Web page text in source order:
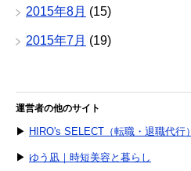
2015年8月 (15)
2015年7月 (19)
運営者の他のサイト
▶ HIRO's SELECT（転職・退職代行）
▶ ゆう凪｜時短美容と暮らし